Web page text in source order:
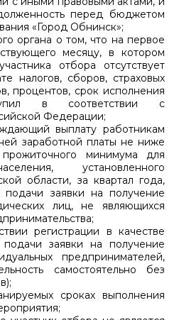
перед бюджетом
«Город Обнинск»;
органа о том, что на первое
месяцу, в котором
отбора отсутствует
налогов, сборов, страховых
процентов, срок исполнения
в соответствии с
Федерации;
выплату работникам
заработной платы не ниже
минимума для
установленного
области, за квартал года,
заявки на получение
лиц, не являющихся
регистрации в качестве
заявки на получение
предпринимателей,
самостоятельно без
сроках выполнения